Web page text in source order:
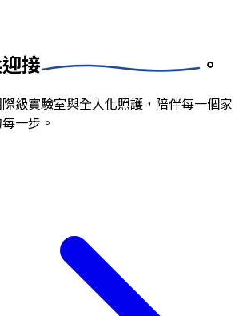
接 。
級實驗室與全人化照護，陪伴每一個家
一步。